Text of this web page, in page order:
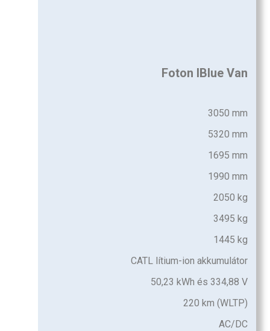
Foton IBlue Van
3050 mm
5320 mm
1695 mm
1990 mm
2050 kg
3495 kg
1445 kg
CATL lítium-ion akkumulátor
50,23 kWh és 334,88 V
220 km (WLTP)
AC/DC